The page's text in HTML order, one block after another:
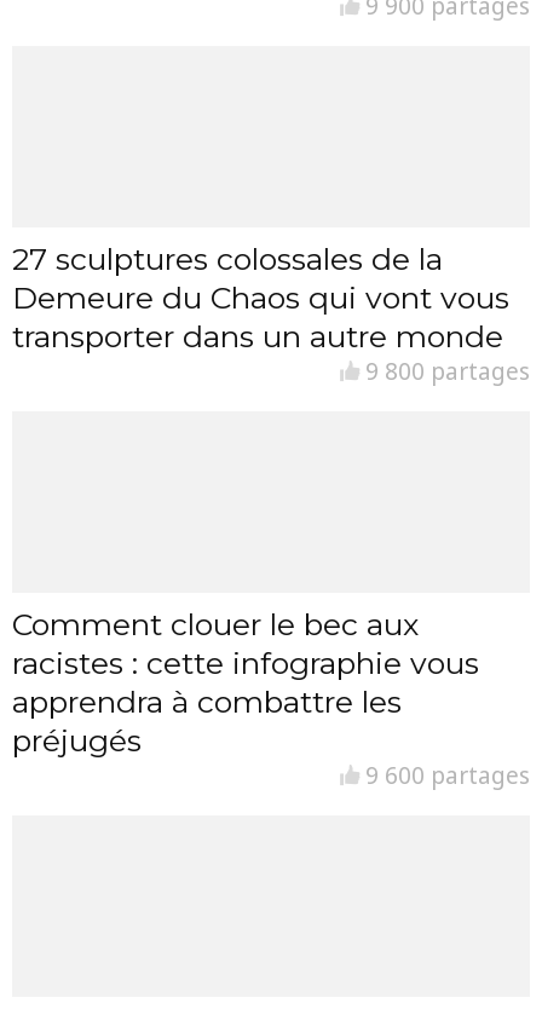
27 sculptures colossales de la
Demeure du Chaos qui vont vous
transporter dans un autre monde
9 800 partages
Comment clouer le bec aux
racistes : cette infographie vous
apprendra à combattre les
préjugés
9 600 partages